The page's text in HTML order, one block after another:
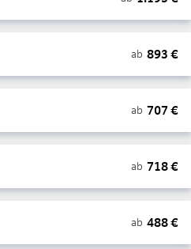
ab 893 €
ab 707 €
ab 718€
ab 488€